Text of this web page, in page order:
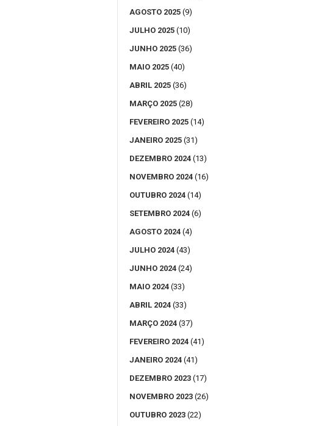
AGOSTO 2025 (9)
JULHO 2025 (10)
JUNHO 2025 (36)
MAIO 2025 (40)
ABRIL 2025 (36)
MARÇO 2025 (28)
FEVEREIRO 2025 (14)
JANEIRO 2025 (31)
DEZEMBRO 2024 (13)
NOVEMBRO 2024 (16)
OUTUBRO 2024 (14)
SETEMBRO 2024 (6)
AGOSTO 2024 (4)
JULHO 2024 (43)
JUNHO 2024 (24)
MAIO 2024 (33)
ABRIL 2024 (33)
MARÇO 2024 (37)
FEVEREIRO 2024 (41)
JANEIRO 2024 (41)
DEZEMBRO 2023 (17)
NOVEMBRO 2023 (26)
OUTUBRO 2023 (22)